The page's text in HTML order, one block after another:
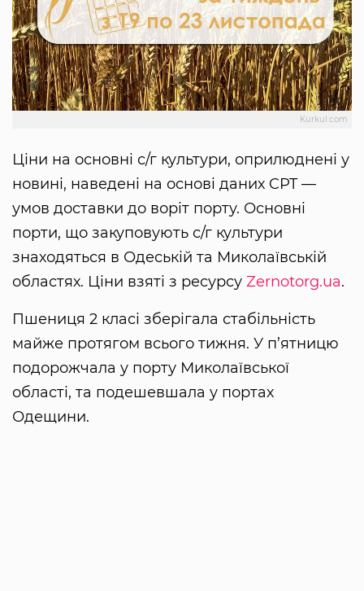
Kurkul.com
Ціни на основні с/г культури, оприлюднені у
новині, наведені на основі даних CPT —
умов доставки до воріт порту. Основні
порти, що закуповують с/г культури
знаходяться в Одеській та Миколаївській
областях. Ціни взяті з ресурсу Zernotorg.ua.
Пшениця 2 класі зберігала стабільність
майже протягом всього тижня. У п’ятницю
подорожчала у порту Миколаївської
області, та подешевшала у портах
Одещини.